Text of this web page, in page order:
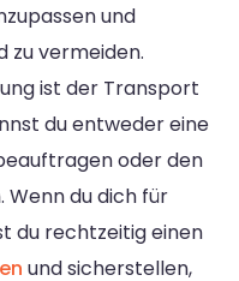
und
zu vermeiden.
ist der Transport
du entweder eine
oder den
du dich für
du rechtzeitig einen
und sicherstellen,